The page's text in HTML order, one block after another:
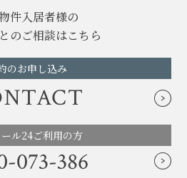
件入居者様の
のご相談はこちら
のお申し込み
ル24ご利用の方
073-386